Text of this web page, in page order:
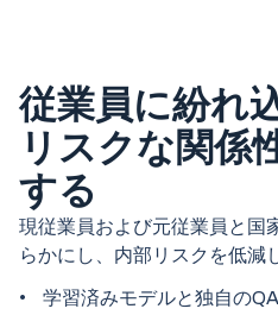
従業員に紛れ
リスクな関係
する
現従業員および元従業員と国
らかにし、内部リスクを低減
学習済みモデルと独自の